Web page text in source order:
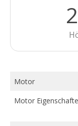
Motor
Motor